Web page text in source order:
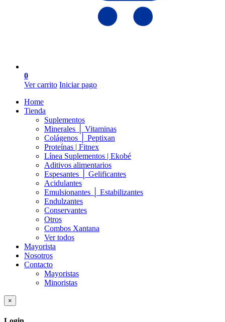
0
Ver carrito Iniciar pago
Home
Tienda
Suplementos
Minerales │ Vitaminas
Colágenos │ Peptixan
Proteínas | Fitnex
Línea Suplementos | Ekobé
Aditivos alimentarios
Espesantes │ Gelificantes
Acidulantes
Emulsionantes │ Estabilizantes
Endulzantes
Conservantes
Otros
Combos Xantana
Ver todos
Mayorista
Nosotros
Contacto
Mayoristas
Minoristas
×